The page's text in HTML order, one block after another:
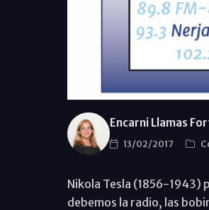
Encarni Llamas
13/02/2017
Nikola Tesla (1856-1943)
debemos la radio, las